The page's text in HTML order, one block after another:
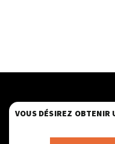
VOUS DÉSIREZ OBTENIR